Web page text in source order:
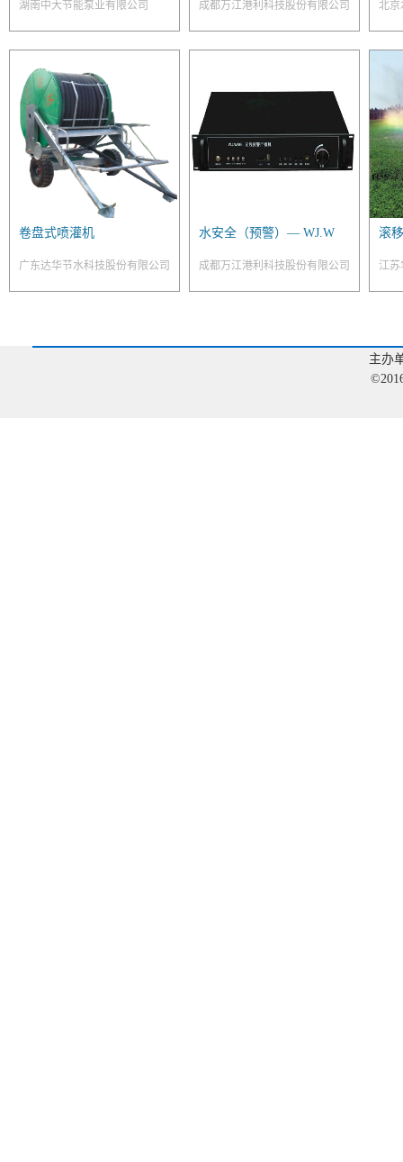
湖南中大节能泵业有限公司 成都万江港利科技股份有限公司 多
北京
卷盘式喷灌机
广东达华节水科技股份有限公司
水安全（预警）— WJ.W
成都万江港利科技股份有限公司
滚
江
主办